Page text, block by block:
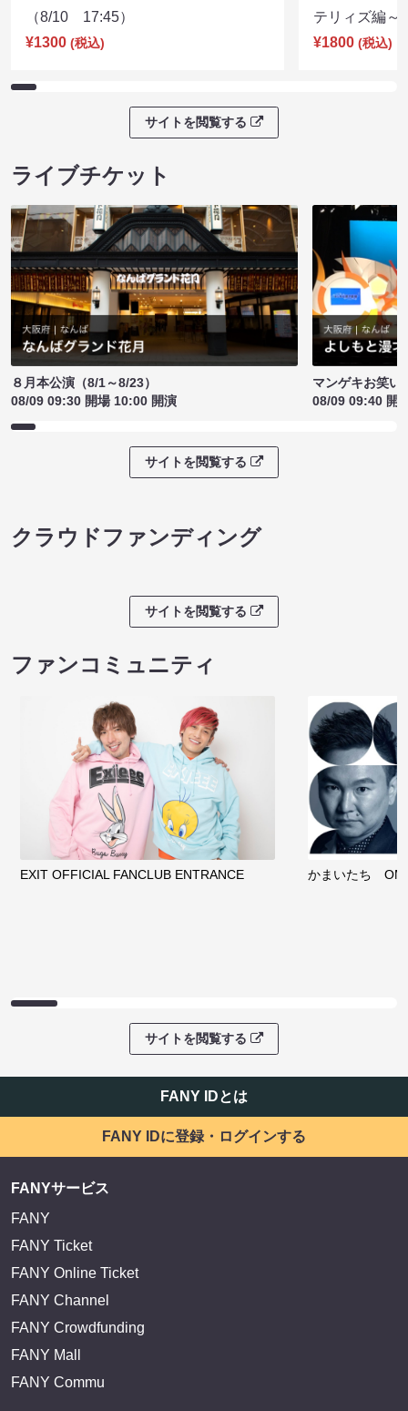
（8/10 17:45）
¥1300 (税込)
テリィズ編
¥1800 (税込)
サイトを閲覧する
ライブチケット
８月本公演（8/1～8/23）
08/09 09:30 開場 10:00 開演
マンゲキお笑い
08/09 09:40 開
サイトを閲覧する
クラウドファンディング
サイトを閲覧する
ファンコミュニティ
EXIT OFFICIAL FANCLUB ENTRANCE かまいたち
サイトを閲覧する
FANY IDとは
FANY IDに登録・ログインする
FANYサービス
FANY
FANY Ticket
FANY Online Ticket
FANY Channel
FANY Crowdfunding
FANY Mall
FANY Commu